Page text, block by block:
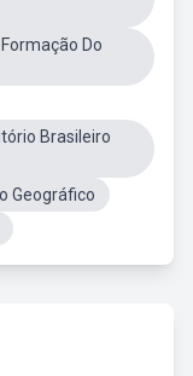
Do
Brasileiro
Geográfico